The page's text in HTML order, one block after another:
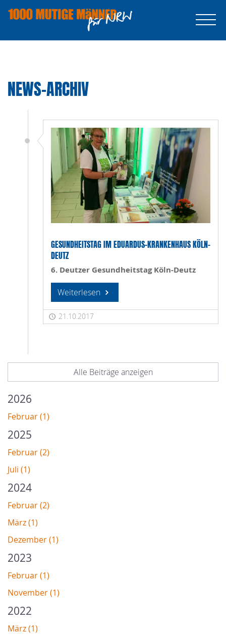
NEWS-ARCHIV
GESUNDHEITSTAG IM EDUARDUS-KRANKENHAUS KÖLN-
DEUTZ
6. Deutzer Gesundheitstag Köln-Deutz
Weiterlesen
21.10.2017
Alle Beiträge anzeigen
2026
Februar (1)
2025
Februar (2)
Juli (1)
2024
Februar (2)
März (1)
Dezember (1)
2023
Februar (1)
November (1)
2022
März (1)